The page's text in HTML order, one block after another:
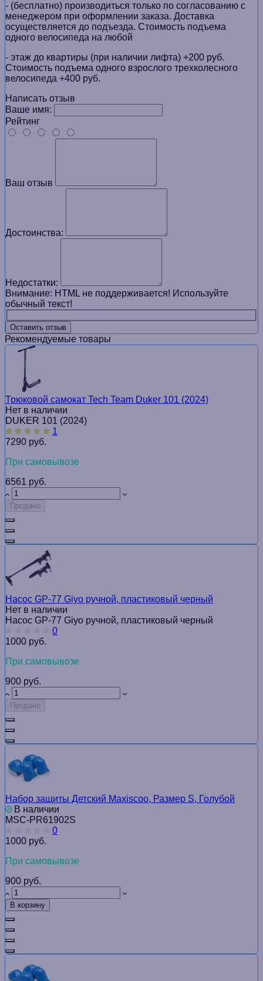
- (бесплатно) производиться только по cогласованию с
менеджером при оформлении заказа. Доставка
осуществляется до подъезда. Стоимость подъема
одного велосипеда на любой
- этаж до квартиры (при наличии лифта) +200 руб.
Стоимость подъема одного взрослого трехколесного
велосипеда +400 руб.
Написать отзыв
Ваше имя:
Рейтинг
Ваш отзыв
Достоинства:
Недостатки:
Внимание: HTML не поддерживается! Используйте
обычный текст!
Оставить отзыв
Рекомендуемые товары
Трюковой самокат Tech Team Duker 101 (2024)
Нет в наличии
DUKER 101 (2024)
1
7290 руб.
При самовывозе
6561 руб.
Продано
Насос GP-77 Giyo ручной, пластиковый черный
Нет в наличии
Насос GP-77 Giyo ручной, пластиковый черный
0
1000 руб.
При самовывозе
900 руб.
Продано
Набор защиты Детский Maxiscoo, Размер S, Голубой
В наличии
MSC-PR61902S
0
1000 руб.
При самовывозе
900 руб.
В корзину